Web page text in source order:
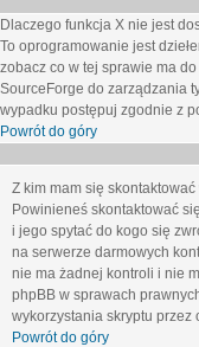
Dlaczego funkcja X nie jest
To oprogramowanie jest
zobacz co w tej sprawie ma
SourceForge do zarządzania
wypadku postępuj zgodnie z
Powrót do góry
Z kim mam się
Powinieneś skontaktować
i jego spytać do kogo się
na serwerze darmowych
nie ma żadnej kontroli i nie
phpBB w sprawach
wykorzystania skryptu przez
Powrót do góry